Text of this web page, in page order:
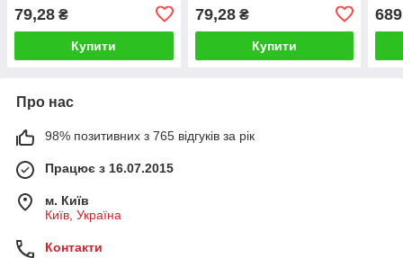
79,28 ₴
Купити
79,28₴
Купити
Про нас
98% позитивних з 765 відгуків за рік
Працює з 16.07.2015
м. Київ
Київ, Україна
Контакти